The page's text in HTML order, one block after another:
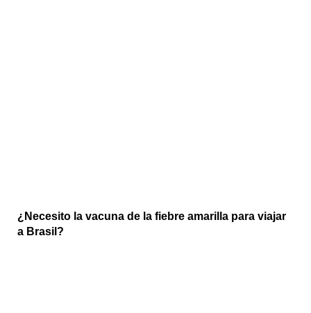
¿Necesito la vacuna de la fiebre amarilla para viajar
a Brasil?